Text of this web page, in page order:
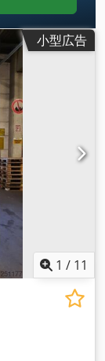
小型広告
1 / 11